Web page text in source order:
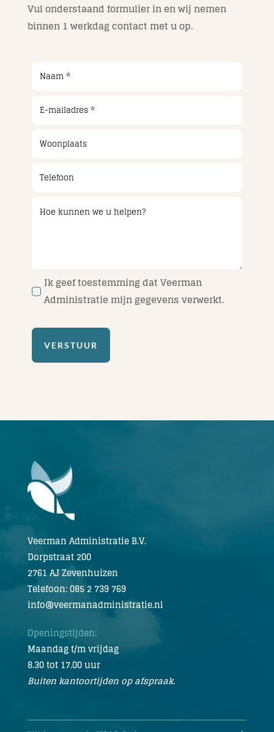
Vul onderstaand formulier in en wij nemen
binnen 1 werkdag contact met u op.
Ik geef toestemming dat Veerman
Administratie mijn gegevens verwerkt.
VERSTUUR
Veerman Administratie B.V.
Dorpstraat 200
2761 AJ Zevenhuizen
Telefoon: 085 2 739 769
info@veermanadministratie.nl
Openingstijden:
Maandag t/m vrijdag
8.30 tot 17.00 uur
Buiten kantoortijden op afspraak.